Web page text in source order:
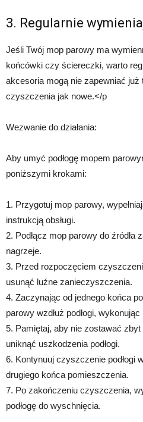
3. Regularnie
Jeśli Twój mop parowy ma
końcówki czy ściereczki, warto
akcesoria mogą nie zapewniać
czyszczenia jak nowe.</p
Wezwanie do działania:
Aby umyć podłogę mopem
poniższymi krokami:
1. Przygotuj mop parowy,
instrukcją obsługi.
2. Podłącz mop parowy do źródła
nagrzeje.
3. Przed rozpoczęciem
usunąć luźne zanieczyszczenia.
4. Zaczynając od jednego końca
parowy wzdłuż podłogi,
5. Pamiętaj, aby nie zostawać
uniknąć uszkodzenia podłogi.
6. Kontynuuj czyszczenie podłogi
drugiego końca pomieszczenia.
7. Po zakończeniu czyszczenia,
podłogę do wyschnięcia.